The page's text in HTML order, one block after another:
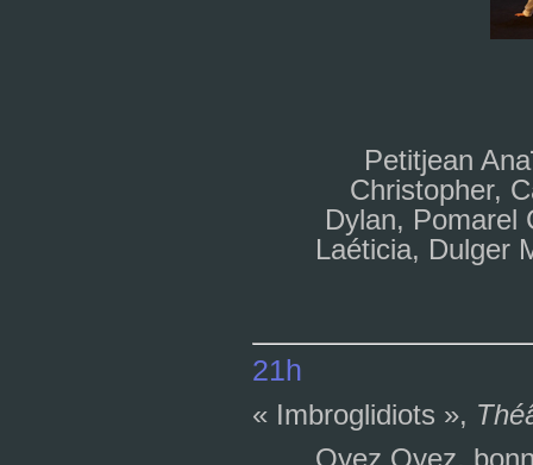
Petitjean
Christopher,
Dylan, Pomarel
Laéticia, Dulger
21h
« Imbroglidiots »,